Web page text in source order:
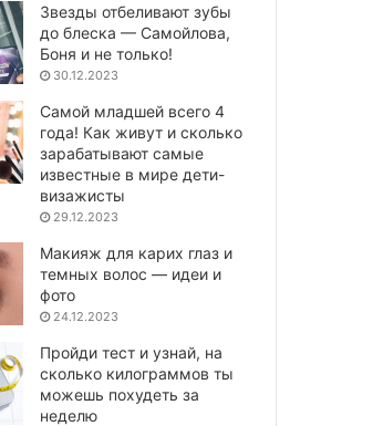
Звезды отбеливают зубы
до блеска — Самойлова,
Боня и не только!
30.12.2023
Самой младшей всего 4
года! Как живут и сколько
зарабатывают самые
известные в мире дети-
визажисты
29.12.2023
Макияж для карих глаз и
темных волос — идеи и
фото
24.12.2023
Пройди тест и узнай, на
сколько килограммов ты
можешь похудеть за
неделю